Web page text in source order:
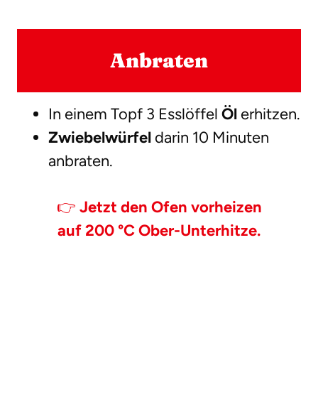
Anbraten
In einem Topf 3 Esslöffel Öl erhitzen.
Zwiebelwürfel darin 10 Minuten
anbraten.
👉 Jetzt den Ofen vorheizen
auf 200 °C Ober-Unterhitze.